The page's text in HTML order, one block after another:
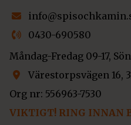
0430-690580
Måndag-Fredag 09-17,
Värestorpsvägen 16,
Org nr: 556963-7530
VIKTIGT! RING INNAN